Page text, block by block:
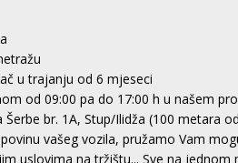
u trajanju od 6 mjeseci
od 09:00 pa do 17:00 h u našem
br. 1A, Stup/Ilidža (100 metara
vašeg vozila, pružamo Vam
uslovima na tržištu... Sve na jednom